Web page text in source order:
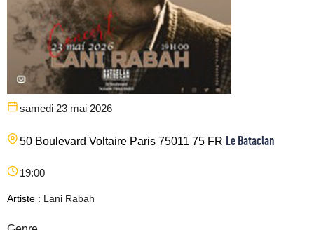
samedi 23 mai 2026
50 Boulevard Voltaire Paris 75011 75 FR Le Bataclan
19:00
Artiste : Lani Rabah